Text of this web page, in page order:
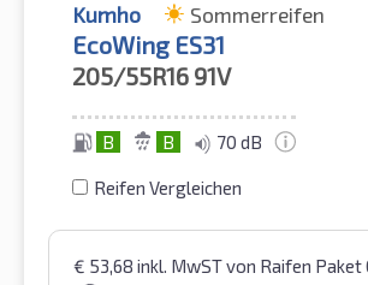
Kumho Sommerreifen
EcoWing ES31
205/55R16 91V
B B 70 dB
Reifen Vergleichen
€ 53,68 inkl. MwSTvon Raifen Paket